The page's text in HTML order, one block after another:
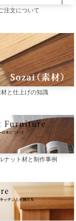
注文について
と仕上げの知識
ナット材と制作事例